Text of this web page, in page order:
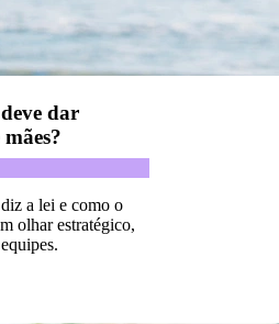
dar
a lei e como o
olhar estratégico,